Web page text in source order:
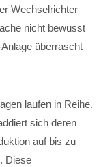
Wechselrichter
nicht bewusst
überrascht
laufen in Reihe.
sich deren
auf bis zu
Diese